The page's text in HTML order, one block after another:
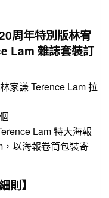
周年特別版林宥
Lam 雜誌套裝訂
家謙 Terence Lam 拉
Lam 特大海報
以海報卷筒包裝寄
則】